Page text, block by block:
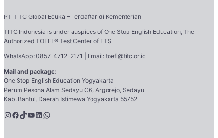
PT TITC Global Eduka – Terdaftar di Kementerian
TITC Indonesia is under auspices of One Stop English Education, The
Authorized TOEFL® Test Center of ETS
WhatsApp: 0857-4712-2171 | Email: toefl@titc.or.id
Mail and package:
One Stop English Education Yogyakarta
Perum Pesona Alam Sedayu C6, Argorejo, Sedayu
Kab. Bantul, Daerah Istimewa Yogyakarta 55752
Instagram Facebook TikTok YouTube LinkedIn WhatsApp